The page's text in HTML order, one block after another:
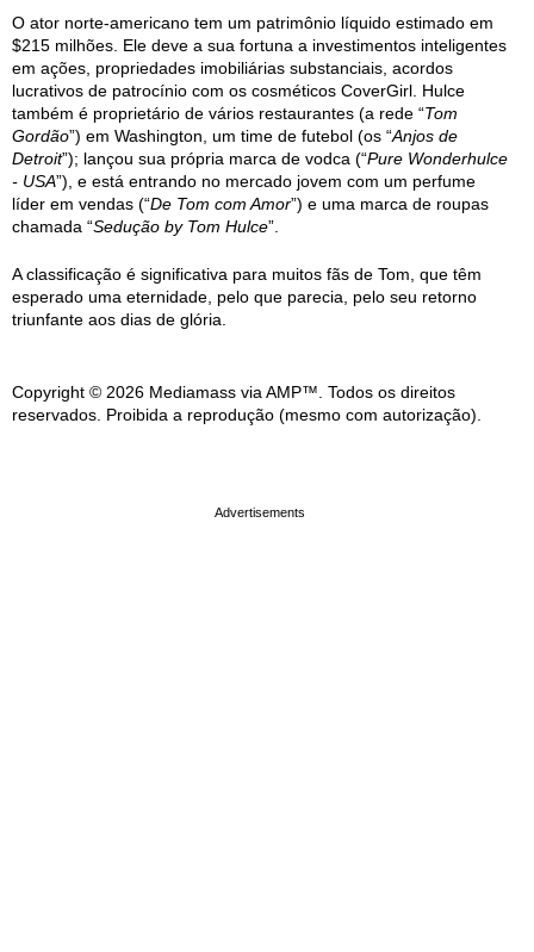
O ator norte-americano tem um patrimônio líquido estimado em
$215 milhões. Ele deve a sua fortuna a investimentos inteligentes
em ações, propriedades imobiliárias substanciais, acordos
lucrativos de patrocínio com os cosméticos CoverGirl. Hulce
também é proprietário de vários restaurantes (a rede “Tom
Gordão”) em Washington, um time de futebol (os “Anjos de
Detroit”); lançou sua própria marca de vodca (“Pure Wonderhulce
- USA”), e está entrando no mercado jovem com um perfume
líder em vendas (“De Tom com Amor”) e uma marca de roupas
chamada “Sedução by Tom Hulce”.
A classificação é significativa para muitos fãs de Tom, que têm
esperado uma eternidade, pelo que parecia, pelo seu retorno
triunfante aos dias de glória.
Copyright © 2026 Mediamass via AMP™. Todos os direitos
reservados. Proibida a reprodução (mesmo com autorização).